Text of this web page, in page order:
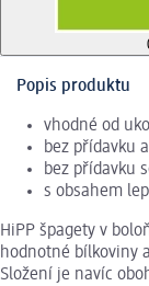
Popis produktu
vhodné od
bez přídavku
bez přídavku
s obsahem
HiPP špagety v
hodnotné bílkoviny
Složení je navíc